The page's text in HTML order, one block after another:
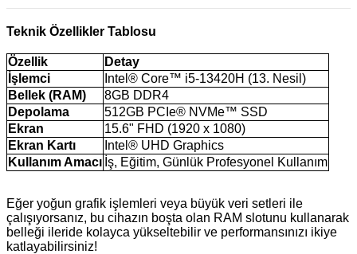
Teknik Özellikler Tablosu
Özellik
Detay
İşlemci
Intel® Core™ i5-13420H (13. Nesil)
Bellek (RAM)
8GB DDR4
Depolama
512GB PCIe® NVMe™ SSD
Ekran
15.6" FHD (1920 x 1080)
Ekran Kartı
Intel® UHD Graphics
Kullanım Amacı İş, Eğitim, Günlük Profesyonel Kullanım
Eğer yoğun grafik işlemleri veya büyük veri setleri ile
çalışıyorsanız, bu cihazın boşta olan RAM slotunu kullanarak
belleği ileride kolayca yükseltebilir ve performansınızı ikiye
katlayabilirsiniz!